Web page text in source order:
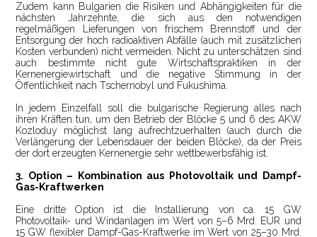
Zudem kann Bulgarien die Risiken und Abhängigkeiten für die
nächsten Jahrzehnte, die sich aus den notwendigen
regelmäßigen Lieferungen von frischem Brennstoff und der
Entsorgung der hoch radioaktiven Abfälle (auch mit zusätzlichen
Kosten verbunden) nicht vermeiden. Nicht zu unterschätzen sind
auch bestimmte nicht gute Wirtschaftspraktiken in der
Kernenergiewirtschaft und die negative Stimmung in der
Öffentlichkeit nach Tschernobyl und Fukushima.
In jedem Einzelfall soll die bulgarische Regierung alles nach
ihren Kräften tun, um den Betrieb der Blöcke 5 und 6 des AKW
Kozloduy möglichst lang aufrechtzuerhalten (auch durch die
Verlängerung der Lebensdauer der beiden Blöcke), da der Preis
der dort erzeugten Kernenergie sehr wettbewerbsfähig ist.
3. Option – Kombination aus Photovoltaik und Dampf-
Gas-Kraftwerken
Eine dritte Option ist die Installierung von ca. 15 GW
Photovoltaik- und Windanlagen im Wert von 5–6 Mrd. EUR und
15 GW flexibler Dampf-Gas-Kraftwerke im Wert von 25–30 Mrd.